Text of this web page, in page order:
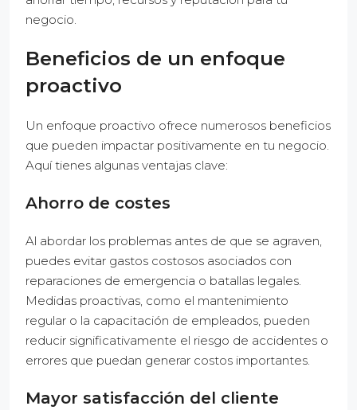
negocio.
Beneficios de un enfoque
proactivo
Un enfoque proactivo ofrece numerosos beneficios
que pueden impactar positivamente en tu negocio.
Aquí tienes algunas ventajas clave:
Ahorro de costes
Al abordar los problemas antes de que se agraven,
puedes evitar gastos costosos asociados con
reparaciones de emergencia o batallas legales.
Medidas proactivas, como el mantenimiento
regular o la capacitación de empleados, pueden
reducir significativamente el riesgo de accidentes o
errores que puedan generar costos importantes.
Mayor satisfacción del cliente